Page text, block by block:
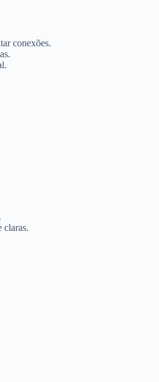
conexões.
claras.